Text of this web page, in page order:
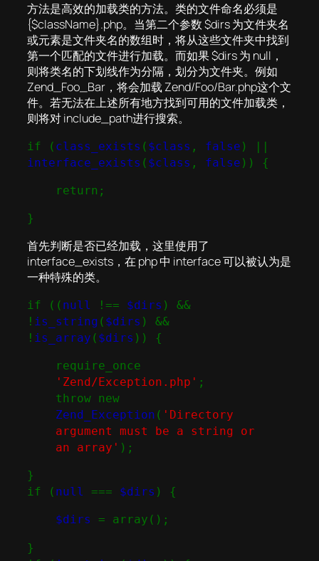
方法是高效的加载类的方法。类的文件命名必须是
{$className}.php。当第二个参数 $dirs 为文件夹名
或元素是文件夹名的数组时，将从这些文件夹中找到
第一个匹配的文件进行加载。而如果 $dirs 为 null，
则将类名的下划线作为分隔，划分为文件夹。例如
Zend_Foo_Bar，将会加载 Zend/Foo/Bar.php这个文
件。若无法在上述所有地方找到可用的文件加载类，
则将对 include_path进行搜索。
if ( class_exists ( $class , false ) ||
interface_exists ( $class , false )) {
return;
}
首先判断是否已经加载，这里使用了
interface_exists，在 php 中 interface 可以被认为是
一种特殊的类。
if (( null !== $dirs ) &&
! is_string ( $dirs ) &&
! is_array ( $dirs )) {
require_once
'Zend/Exception.php' ;
throw new
Zend_Exception ( 'Directory
argument must be a string or
an array' );
}
if ( null === $dirs ) {
$dirs = array();
}